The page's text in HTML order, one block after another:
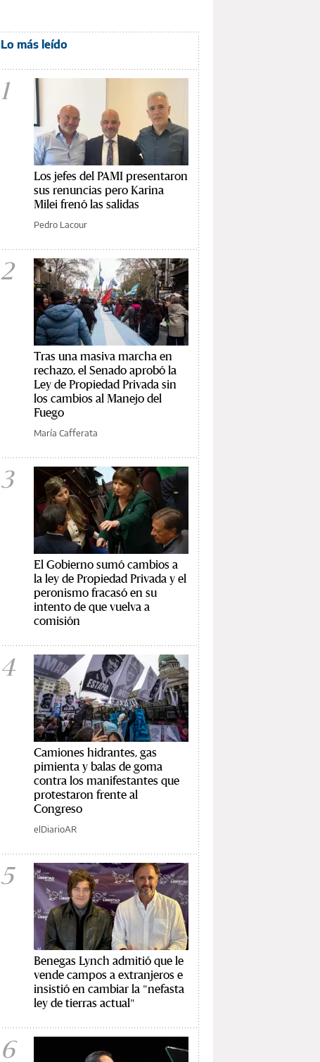
Lo más leído
1
Los jefes del PAMI presentaron
sus renuncias pero Karina
Milei frenó las salidas
Pedro Lacour
2
Tras una masiva marcha en
rechazo, el Senado aprobó la
Ley de Propiedad Privada sin
los cambios al Manejo del
Fuego
María Cafferata
3
El Gobierno sumó cambios a
la ley de Propiedad Privada y el
peronismo fracasó en su
intento de que vuelva a
comisión
4
Camiones hidrantes, gas
pimienta y balas de goma
contra los manifestantes que
protestaron frente al
Congreso
elDiarioAR
5
Benegas Lynch admitió que le
vende campos a extranjeros e
insistió en cambiar la "nefasta
ley de tierras actual"
6